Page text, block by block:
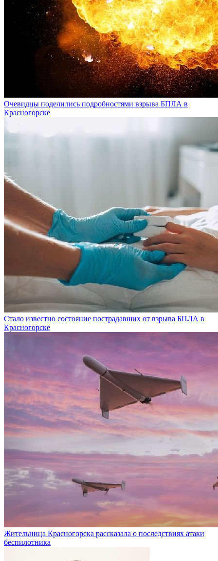
Очевидцы поделились подробностями взрыва БПЛА в
Красногорске
Стало известно состояние пострадавших от взрыва БПЛА в
Красногорске
Жительница Красногорска рассказала о последствиях атаки
беспилотника